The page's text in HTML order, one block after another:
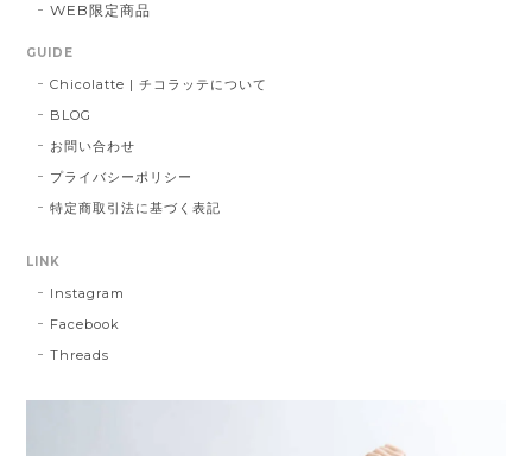
WEB限定商品
GUIDE
Chicolatte | チコラッテについて
BLOG
お問い合わせ
プライバシーポリシー
特定商取引法に基づく表記
LINK
Instagram
Facebook
Threads